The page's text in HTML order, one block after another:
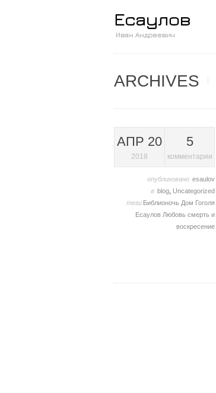
ARCHIVES
АПР 20
2018
5
комментарии
опубликовано esaulov
в blog Uncategorized
теги Библионочь Дом Гоголя
Есаулов Любовь смерть и
воскресение